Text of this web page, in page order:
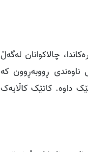
چالاکوانان لەگەڵ
ناوەندی ڕووبەڕوون کە
داوە. کاتێک کاڵایەک